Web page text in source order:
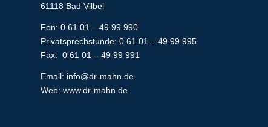
61118 Bad Vilbel
Fon: 0 61 01 – 49 99 990
Privatsprechstunde: 0 61 01 – 49 99 995
Fax: 0 61 01 – 49 99 991
Email: info@dr-mahn.de
Web: www.dr-mahn.de